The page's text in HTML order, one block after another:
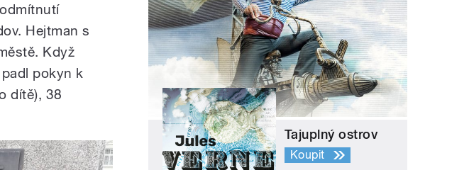
Hejtman s
Když
pokyn k
dítě), 38
Tajuplný ostrov
Koupit